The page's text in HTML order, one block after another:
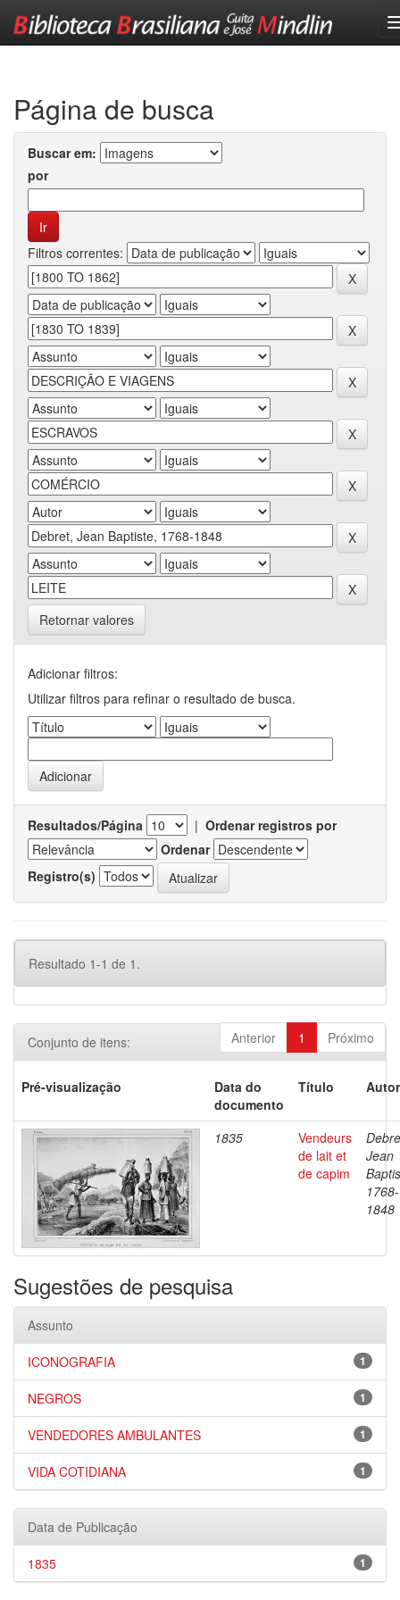
Página de busca
Buscar em:
por
Filtros correntes:
Retornar valores
Adicionar filtros:
Utilizar filtros para refinar o resultado de busca.
Resultados/Página | Ordenar registros por
Ordenar
Registro(s)
Resultado 1-1 de 1.
Anterior 1 Próximo
Conjunto de itens:
Pré-visualização
Data do
documento
Título
1835
Vendeurs
de lait et
de capim
Jean
1768-
1848
Sugestões de pesquisa
Assunto
1
ICONOGRAFIA
1
NEGROS
1
VENDEDORES AMBULANTES
1
VIDA COTIDIANA
Data de Publicação
1
1835